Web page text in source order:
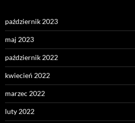
październik 2023
maj 2023
październik 2022
kwiecień 2022
marzec 2022
luty 2022